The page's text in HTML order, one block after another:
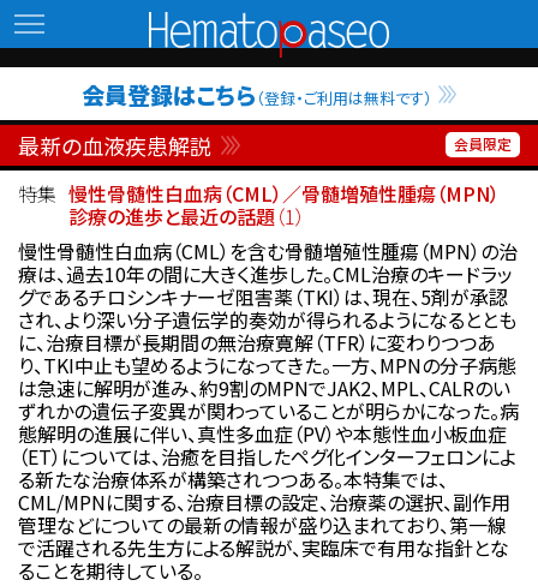
Hematopaseo
会員登録はこちら （登録・ご利用は無料です）
最新の血液疾患解説
特集 慢性骨髄性白血病（CML）／骨髄増殖性腫瘍（MPN）
診療の進歩と最近の話題（1）
慢性骨髄性白血病（CML）を含む骨髄増殖性腫瘍（MPN）の治
療は、過去10年の間に大きく進歩した。CML治療のキードラッ
グであるチロシンキナーゼ阻害薬（TKI）は、現在、5剤が承認
され、より深い分子遺伝学的奏効が得られるようになるととも
に、治療目標が長期間の無治療寛解（TFR）に変わりつつあ
り、TKI中止も望めるようになってきた。一方、MPNの分子病態
は急速に解明が進み、約9割のMPNでJAK2、MPL、CALRのい
ずれかの遺伝子変異が関わっていることが明らかになった。病
態解明の進展に伴い、真性多血症（PV）や本態性血小板血症
（ET）については、治癒を目指したペグ化インターフェロンによ
る新たな治療体系が構築されつつある。本特集では、
CML/MPNに関する、治療目標の設定、治療薬の選択、副作用
管理などについての最新の情報が盛り込まれており、第一線
で活躍される先生方による解説が、実臨床で有用な指針とな
ることを期待している。